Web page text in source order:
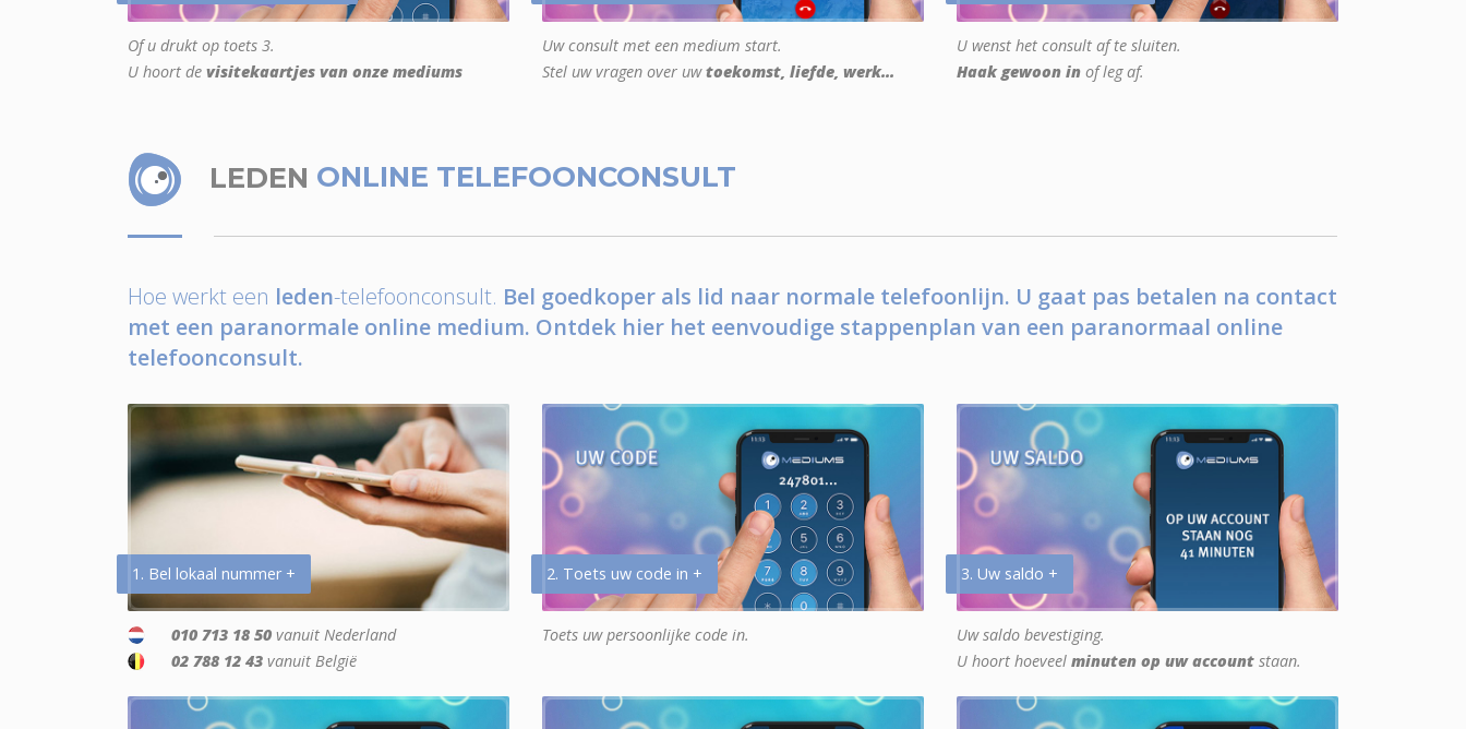
Of u drukt op toets 3.
U hoort de visitekaartjes van onze mediums
Uw consult met een medium start.
Stel uw vragen over uwtoekomst, liefde, werk...
U wenst het consult af te sluiten.
Haak gewoon in of leg af.
LEDEN ONLINE TELEFOONCONSULT
Hoe werkt een leden-telefoonconsult. Bel goedkoper als lid naar normale telefoonlijn. U gaat pas betalen na contact
met een paranormale online medium. Ontdek hier het eenvoudige stappenplan van een paranormaal online
telefoonconsult.
1. Bel lokaal nummer +
010 713 18 50 vanuit Nederland
02 788 12 43 vanuit België
2. Toets uw code in +
Toets uw persoonlijke code in.
3. Uw saldo +
Uw saldo bevestiging.
U hoort hoeveel minuten op uw account staan.